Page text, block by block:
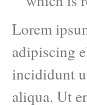
Lorem
adipiscing
incididunt
aliqua. Ut